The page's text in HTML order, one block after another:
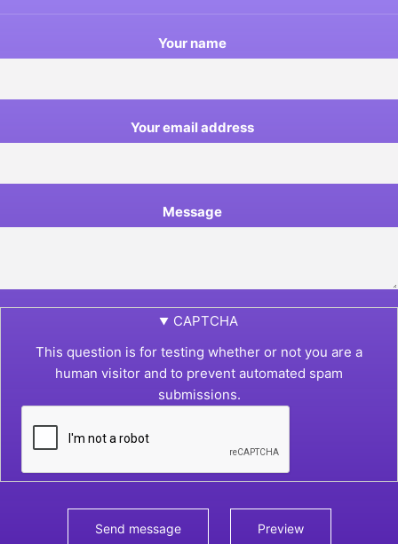
Your name
Your email address
Message
CAPTCHA
This question is for testing whether or not you are a
human visitor and to prevent automated spam
submissions.